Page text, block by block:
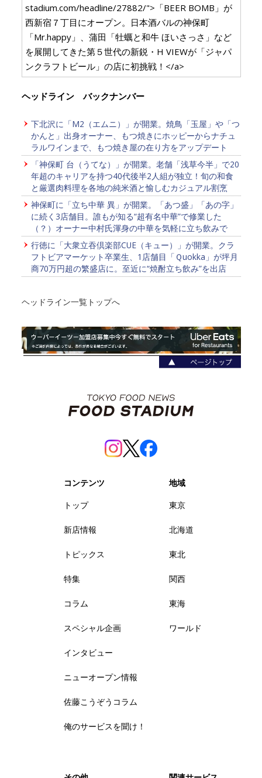
stadium.com/headline/27882/">「BEER BOMB」が
西新宿７丁目にオープン。日本酒バルの神保町
「Mr.happy」、蒲田「牡蠣と和牛 ほいさっさ」など
を展開してきた第５世代の新鋭・H VIEWが「ジャパ
ンクラフトビール」の店に初挑戦！</a>
ヘッドライン バックナンバー
下北沢に「M2（エムニ）」が開業。焼鳥「玉屋」や「つ
かんと」出身オーナー、もつ焼きにホッピーからナチュ
ラルワインまで、もつ焼き屋の在り方をアップデート
「神保町 台（うてな）」が開業。老舗「浅草今半」で20
年超のキャリアを持つ40代後半2人組が独立！旬の和食
と厳選肉料理を各地の純米酒と愉しむカジュアル割烹
神保町に「立ち中華 異」が開業。「あつ盛」「あの字」
に続く3店舗目。誰もが知る“超有名中華”で修業した
（？）オーナー中村氏渾身の中華を気軽に立ち飲みで
行徳に「大衆立吞倶楽部CUE（キュー）」が開業。クラ
フトビアマーケット卒業生、1店舗目「Ｑuokka」が坪月
商70万円超の繁盛店に。至近に“焼酎立ち飲み”を出店
ヘッドライン一覧トップへ
コンテンツ
トップ
新店情報
トピックス
特集
コラム
スペシャル企画
インタビュー
ニューオープン情報
佐藤こうぞうコラム
俺のサービスを聞け！
地域
東京
北海道
東北
関西
東海
ワールド